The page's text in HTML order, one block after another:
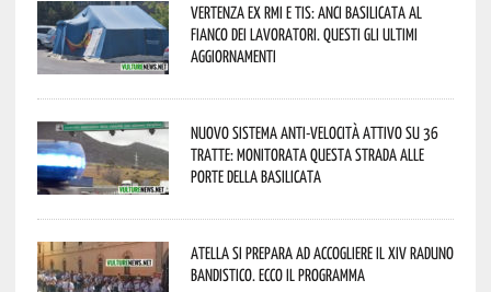
Vertenza ex RMI e TIS: ANCI Basilicata al
fianco dei lavoratori. Questi gli ultimi
aggiornamenti
Nuovo sistema anti-velocità attivo su 36
tratte: monitorata questa strada alle
porte della Basilicata
Atella si prepara ad accogliere il XIV Raduno
Bandistico. Ecco il programma